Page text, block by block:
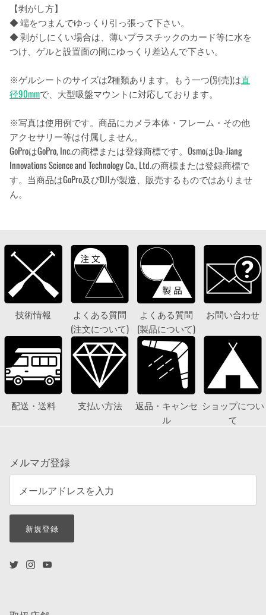
【剥がし方】
◆ 端をつまんでゆっくり引っ張って下さい。
◆ 剥がしにくい場合は、薄いプラスチックのカード等に水を
つけ、ゲルと設置面の間にゆっくり差込んで下さい。
※ゲルシートのサイズは2種類あります。もう一つ(別売)は直
径90mmで、大型吸盤マウントに対応しております。
※写真は使用例です。商品にカメラ本体・フレーム・その他
アクセサリー等は付属しません。
GoProはGoPro, Inc.の商標または登録商標です。OsmoはDa-Jiang
Innovations Science and Technology Co., Ltd.の商標または登録商標で
す。当商品はGoPro及びDJIが製造、販売するものではありませ
ん。
技術情報
よくある質問
(注文について)
よくある質問
(製品について)
お問い合わせ
配送・送料 支払い方法
返品・キャンセ
ル
ショップについ
て
メルマガ登録
新規登録